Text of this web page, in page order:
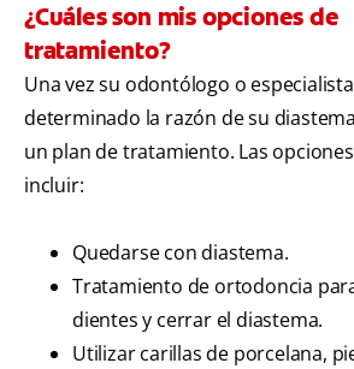
¿Cuáles son mis opciones de
tratamiento?
Una vez su odontólogo o
determinado la razón de su
un plan de tratamiento. Las
incluir:
Quedarse con diastema.
Tratamiento de ortodoncia
dientes y cerrar el diastema.
Utilizar carillas de porcelana,